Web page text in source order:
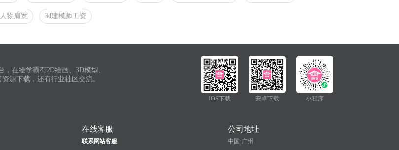
物肩宽 3d建模师工资
在绘学霸有2D绘画、3D模型、
源下载，还有行业社区交流。
IOS下载 安卓下载 小程序
在线客服
联系网站客服
公司地址
中国·广州